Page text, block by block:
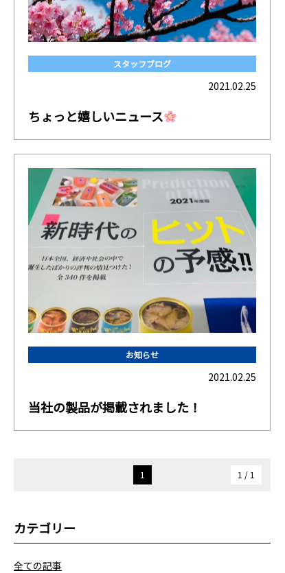
スタッフブログ
2021.02.25
ちょっと嬉しいニュース
お知らせ
2021.02.25
当社の製品が掲載されました！
1 / 1
1
カテゴリー
全ての記事